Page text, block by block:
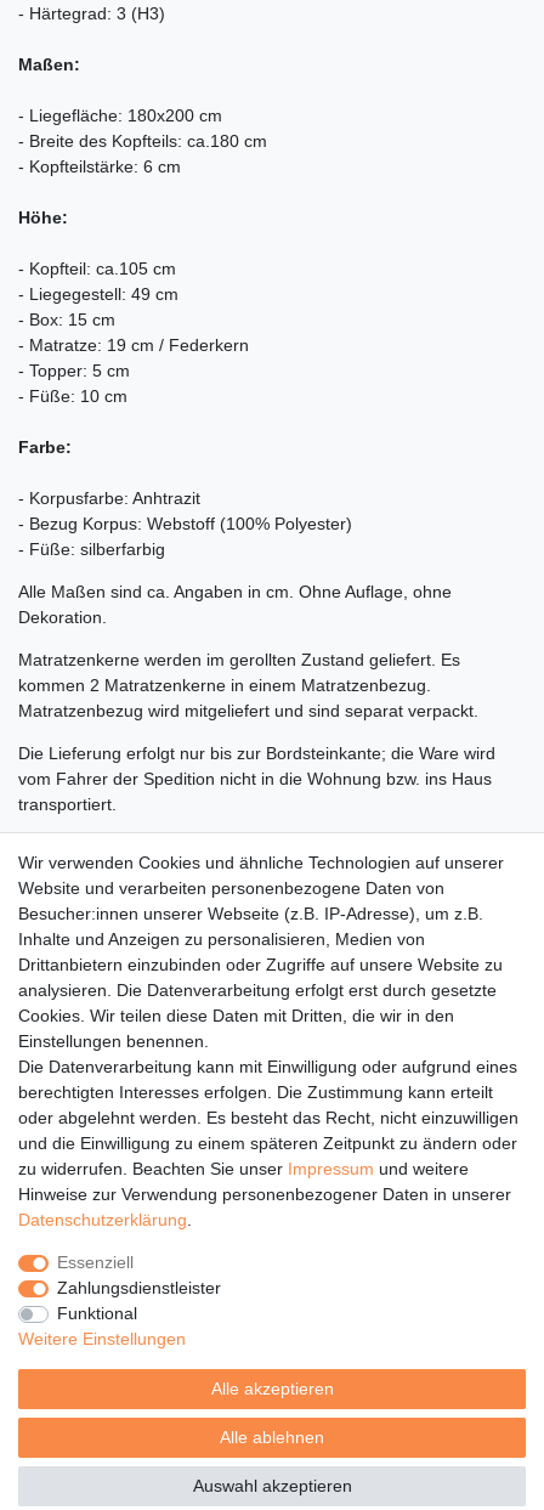
- Härtegrad: 3 (H3)
Maßen:
- Liegefläche: 180x200 cm
- Breite des Kopfteils: ca.180 cm
- Kopfteilstärke: 6 cm
Höhe:
- Kopfteil: ca.105 cm
- Liegegestell: 49 cm
- Box: 15 cm
- Matratze: 19 cm / Federkern
- Topper: 5 cm
- Füße: 10 cm
Farbe:
- Korpusfarbe: Anhtrazit
- Bezug Korpus: Webstoff (100% Polyester)
- Füße: silberfarbig
Alle Maßen sind ca. Angaben in cm. Ohne Auflage, ohne
Dekoration.
Matratzenkerne werden im gerollten Zustand geliefert. Es
kommen 2 Matratzenkerne in einem Matratzenbezug.
Matratzenbezug wird mitgeliefert und sind separat verpackt.
Die Lieferung erfolgt nur bis zur Bordsteinkante; die Ware wird
vom Fahrer der Spedition nicht in die Wohnung bzw. ins Haus
transportiert.
Pflegehinweis: das Bett nicht sofort nach dem Aufstehen
abdecken, Nach Benutzung für gute Be-/Auslüftung sorgen,
damit die aufgenommene - Feuchtigkeit wieder abgegeben
werden kann. Um eine gleichmäßige Belastung zu garantieren,
Topper und Matratze regelmäßig wenden, ca. alle 4 Wochen
Topper kann zusätzlich ab und zu ausgeschüttelt werden
Rechtliches
Service
Unternehmen
Karriere
Presse
Blog
Wir verwenden Cookies und ähnliche Technologien auf unserer
Website und verarbeiten personenbezogene Daten von
Besucher:innen unserer Webseite (z.B. IP-Adresse), um z.B.
Inhalte und Anzeigen zu personalisieren, Medien von
Drittanbietern einzubinden oder Zugriffe auf unsere Website zu
analysieren. Die Datenverarbeitung erfolgt erst durch gesetzte
Cookies. Wir teilen diese Daten mit Dritten, die wir in den
Einstellungen benennen.
Die Datenverarbeitung kann mit Einwilligung oder aufgrund eines
berechtigten Interesses erfolgen. Die Zustimmung kann erteilt
oder abgelehnt werden. Es besteht das Recht, nicht einzuwilligen
und die Einwilligung zu einem späteren Zeitpunkt zu ändern oder
zu widerrufen. Beachten Sie unser Impressum und weitere
Hinweise zur Verwendung personenbezogener Daten in unserer
Daten­schutz­erklärung
Essenziell
Zahlungsdienstleister
Funktional
Weitere Einstellungen
Alle akzeptieren
Alle ablehnen
Auswahl akzeptieren